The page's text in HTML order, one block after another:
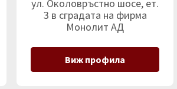
ул. Околовръстно шосе, ет.
3 в сградата на фирма
Монолит АД
Виж профила